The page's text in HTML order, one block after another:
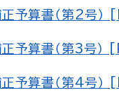
予算書（第2号）
予算書（第3号）
予算書（第4号）